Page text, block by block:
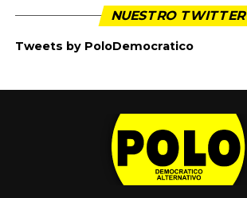
NUESTRO TWITTER
Tweets by PoloDemocratico